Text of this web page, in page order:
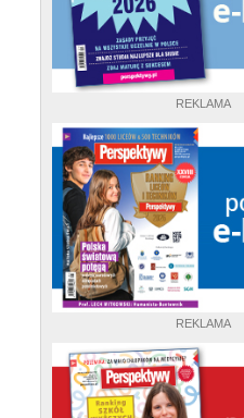
REKLAMA
REKLAMA